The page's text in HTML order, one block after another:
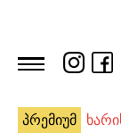
პრემიუმ